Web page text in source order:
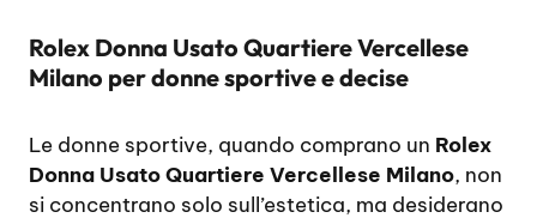
Rolex Donna Usato Quartiere Vercellese
Milano per donne sportive e decise
Le donne sportive, quando comprano un Rolex
Donna Usato Quartiere Vercellese Milano, non
si concentrano solo sull’estetica, ma desiderano